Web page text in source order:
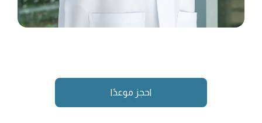
احجز موعدًا